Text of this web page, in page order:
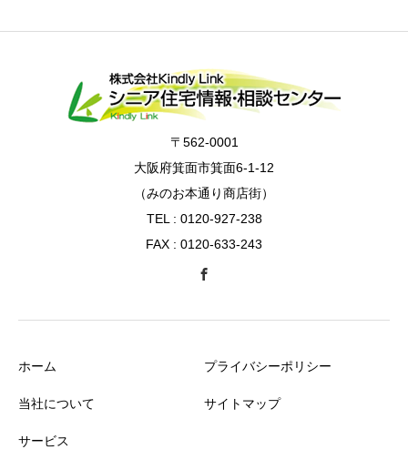
〒562-0001
大阪府箕面市箕面6-1-12
（みのお本通り商店街）
TEL : 0120-927-238
FAX : 0120-633-243
ホーム
当社について
サービス
プライバシーポリシー
サイトマップ